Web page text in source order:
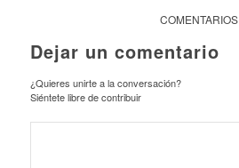
COMENTARIOS
Dejar un comentario
¿Quieres unirte a la conversación?
Siéntete libre de contribuir